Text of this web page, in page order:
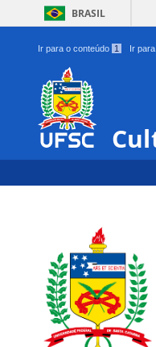
BRASIL
Ir para o conteúdo 1 Ir